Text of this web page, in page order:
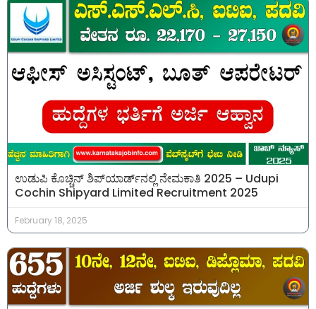
ಉಡುಪಿ ಕೊಚ್ಚಿನ್ ಶಿಪ್‌ಯಾರ್ಡ್‌ನಲ್ಲಿ ನೇಮಕಾತಿ 2025 – Udupi
Cochin Shipyard Limited Recruitment 2025
February 18, 2025